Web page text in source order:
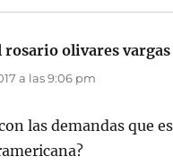
rosario olivares vargas
a las 9:06 pm
las demandas que